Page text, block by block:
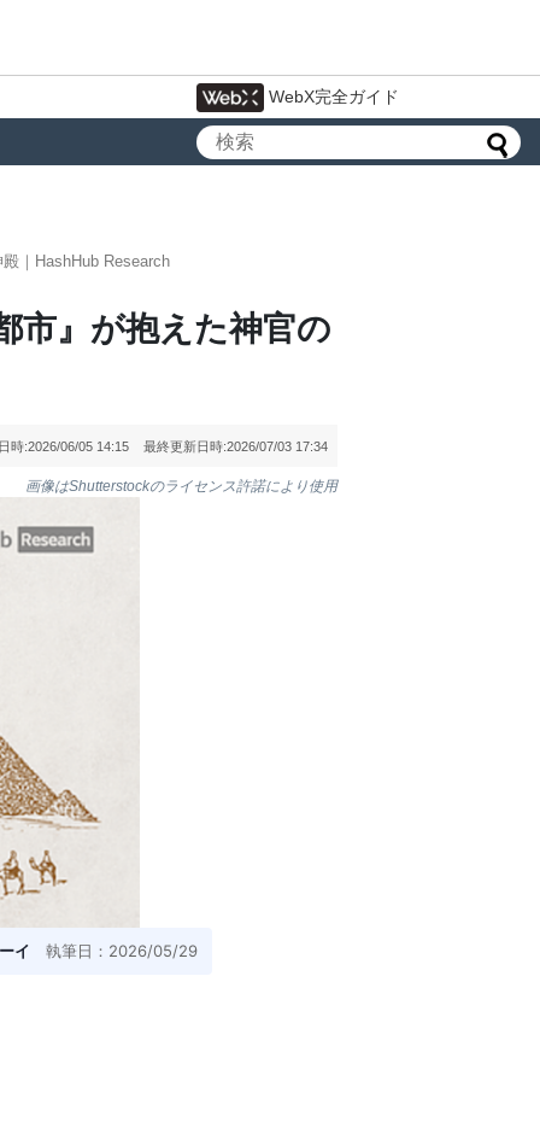
WebX完全ガイド
｜HashHub Research
』が抱えた神官の
時:2026/06/05 14:15 最終更新日時:2026/07/03 17:34
画像はShutterstockのライセンス許諾により使用
イ 執筆日：2026/05/29